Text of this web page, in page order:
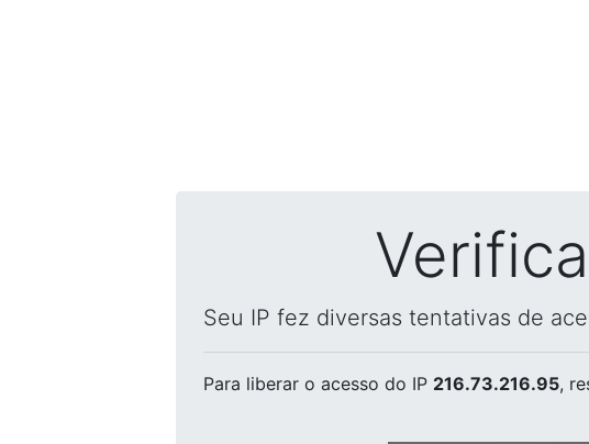
Seu IP fez diversas tentativas de
Para liberar o acesso do IP 216.73.216.95,